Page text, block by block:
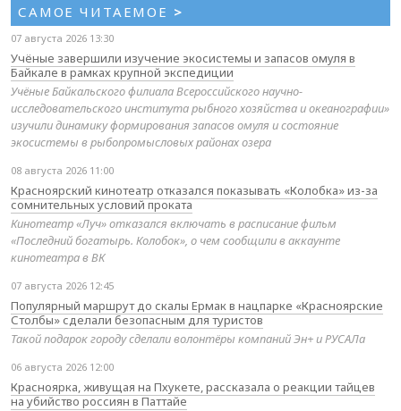
САМОЕ ЧИТАЕМОЕ >
07 августа 2026 13:30
Учёные завершили изучение экосистемы и запасов омуля в
Байкале в рамках крупной экспедиции
Учёные Байкальского филиала Всероссийского научно-
исследовательского института рыбного хозяйства и океанографии»
изучили динамику формирования запасов омуля и состояние
экосистемы в рыбопромысловых районах озера
08 августа 2026 11:00
Красноярский кинотеатр отказался показывать «Колобка» из-за
сомнительных условий проката
Кинотеатр «Луч» отказался включать в расписание фильм
«Последний богатырь. Колобок», о чем сообщили в аккаунте
кинотеатра в ВК
07 августа 2026 12:45
Популярный маршрут до скалы Ермак в нацпарке «Красноярские
Столбы» сделали безопасным для туристов
Такой подарок городу сделали волонтёры компаний Эн+ и РУСАЛа
06 августа 2026 12:00
Красноярка, живущая на Пхукете, рассказала о реакции тайцев
на убийство россиян в Паттайе